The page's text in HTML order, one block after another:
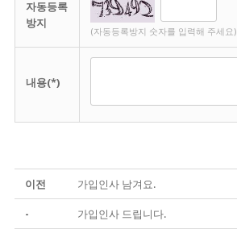
자동등록
방지
(자동등록방지 숫자를 입력해 주세요)
내용(*)
이전 가입인사 남겨요.
- 가입인사 드립니다.